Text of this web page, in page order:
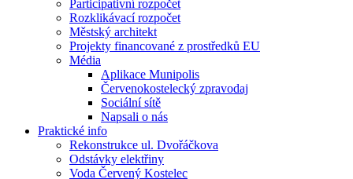
Participativní rozpočet
Rozklikávací rozpočet
Městský architekt
Projekty financované z prostředků EU
Média
Aplikace Munipolis
Červenokostelecký zpravodaj
Sociální sítě
Napsali o nás
Praktické info
Rekonstrukce ul. Dvořáčkova
Odstávky elektřiny
Voda Červený Kostelec